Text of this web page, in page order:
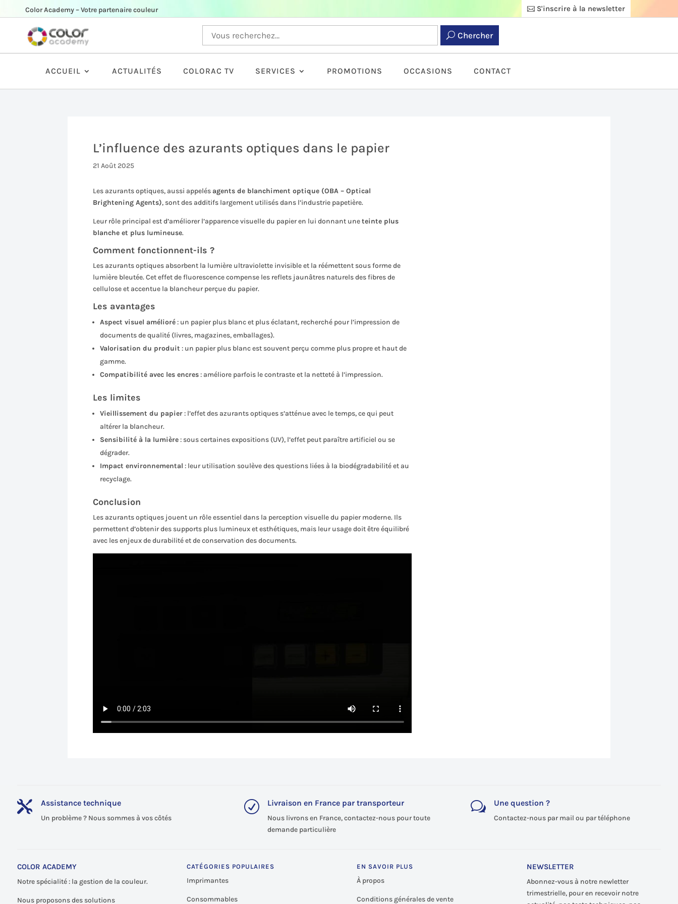
Color Academy – Votre partenaire couleur S'inscrire à la newsletter
Chercher
ACCUEIL ACTUALITÉS COLORAC TV SERVICES PROMOTIONS OCCASIONS CONTACT
L’influence des azurants optiques dans le papier
21 Août 2025
Les azurants optiques, aussi appelésagents de blanchiment optique (OBA – Optical
Brightening Agents), sont des additifs largement utilisés dans l’industrie papetière.
Leur rôle principal est d’améliorer l’apparence visuelle du papier en lui donnant uneteinte plus
blanche et plus lumineuse.
Comment fonctionnent-ils ?
Les azurants optiques absorbent la lumière ultraviolette invisible et la réémettent sous forme de
lumière bleutée. Cet effet de fluorescence compense les reflets jaunâtres naturels des fibres de
cellulose et accentue la blancheur perçue du papier.
Les avantages
Aspect visuel amélioré: un papier plus blanc et plus éclatant, recherché pour l’impression de
documents de qualité (livres, magazines, emballages).
Valorisation du produit : un papier plus blanc est souvent perçu comme plus propre et haut de
gamme.
Compatibilité avec les encres: améliore parfois le contraste et la netteté à l’impression.
Les limites
Vieillissement du papier: l’effet des azurants optiques s’atténue avec le temps, ce qui peut
altérer la blancheur.
Sensibilité à la lumière: sous certaines expositions (UV), l’effet peut paraître artificiel ou se
dégrader.
Impact environnemental : leur utilisation soulève des questions liées à la biodégradabilité et au
recyclage.
Conclusion
Les azurants optiques jouent un rôle essentiel dans la perception visuelle du papier moderne. Ils
permettent d’obtenir des supports plus lumineux et esthétiques, mais leur usage doit être équilibré
avec les enjeux de durabilité et de conservation des documents.
 Assistance technique
Un problème ? Nous sommes à vos côtés
R Livraison en France par transporteur
Nous livrons en France, contactez-nous pour toute
demande particulière
w Une question ?
Contactez-nous par mail ou par téléphone
COLOR ACADEMY
Notre spécialité : la gestion de la couleur.
Nous proposons des solutions
CATÉGORIES POPULAIRES
Imprimantes
Consommables
EN SAVOIR PLUS
À propos
Conditions générales de vente
NEWSLETTER
Abonnez-vous à notre newletter
trimestrielle, pour en recevoir notre